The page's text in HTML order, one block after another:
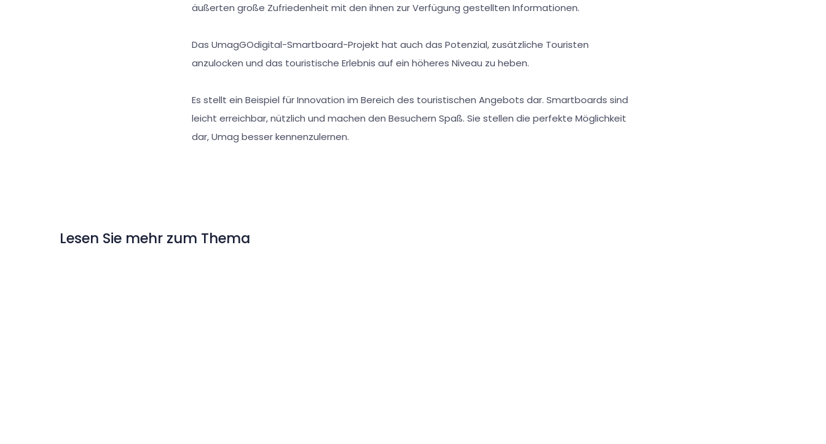
äußerten große Zufriedenheit mit den ihnen zur Verfügung gestellten Informationen.
Das UmagGOdigital-Smartboard-Projekt hat auch das Potenzial, zusätzliche Touristen
anzulocken und das touristische Erlebnis auf ein höheres Niveau zu heben.
Es stellt ein Beispiel für Innovation im Bereich des touristischen Angebots dar. Smartboards sind
leicht erreichbar, nützlich und machen den Besuchern Spaß. Sie stellen die perfekte Möglichkeit
dar, Umag besser kennenzulernen.
Lesen Sie mehr zum Thema